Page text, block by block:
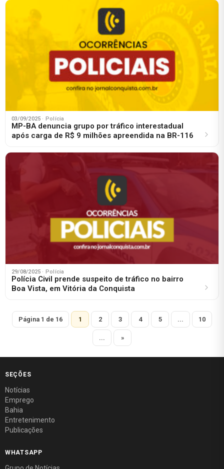
03/09/2025 · Polícia
MP-BA denuncia grupo por tráfico interestadual
após carga de R$ 9 milhões apreendida na BR-116
29/08/2025 · Polícia
Polícia Civil prende suspeito de tráfico no bairro
Boa Vista, em Vitória da Conquista
Página 1 de 16 1 2 3 4 5 ... 10
... »
SEÇÕES
Notícias
Emprego
Bahia
Entretenimento
Publicações
WHATSAPP